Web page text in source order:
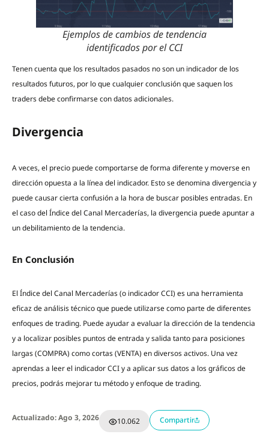
Ejemplos de cambios de tendencia
identificados por el CCI
Tenen cuenta que los resultados pasados no son un indicador de los
resultados futuros, por lo que cualquier conclusión que saquen los
traders debe confirmarse con datos adicionales.
Divergencia
A veces, el precio puede comportarse de forma diferente y moverse en
dirección opuesta a la línea del indicador. Esto se denomina divergencia y
puede causar cierta confusión a la hora de buscar posibles entradas. En
el caso del Índice del Canal Mercaderías, la divergencia puede apuntar a
un debilitamiento de la tendencia.
En Conclusión
El Índice del Canal Mercaderías (o indicador CCI) es una herramienta
eficaz de análisis técnico que puede utilizarse como parte de diferentes
enfoques de trading. Puede ayudar a evaluar la dirección de la tendencia
y a localizar posibles puntos de entrada y salida tanto para posiciones
largas (COMPRA) como cortas (VENTA) en diversos activos. Una vez
aprendas a leer el indicador CCI y a aplicar sus datos a los gráficos de
precios, podrás mejorar tu método y enfoque de trading.
Actualizado: Ago 3, 2026 10.062 Compartir